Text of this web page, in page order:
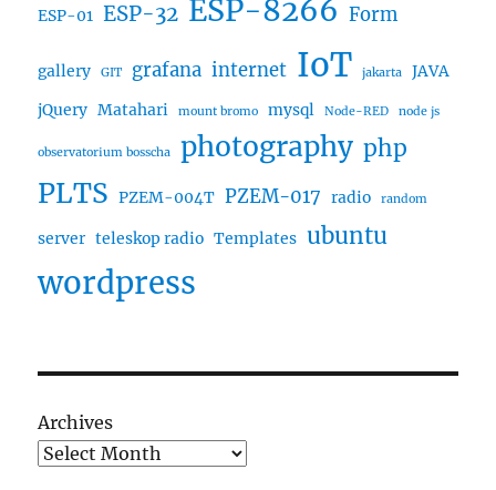
ESP-01 ESP-32 ESP-8266 Form
gallery GIT grafana internet IoT jakarta
JAVA
jQuery Matahari mount bromo mysql Node-RED node js
observatorium bosscha photography php
PLTS PZEM-004T PZEM-017 radio random
server teleskop radio Templates ubuntu
wordpress
Archives